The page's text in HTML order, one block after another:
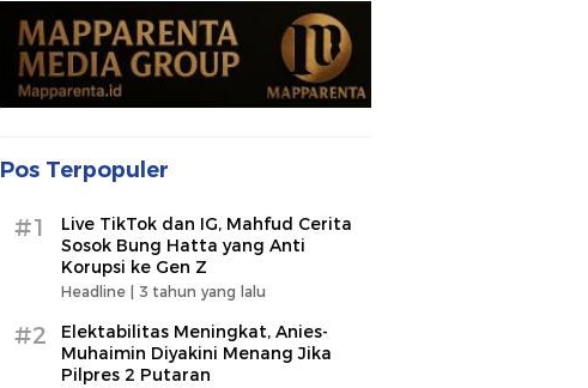
Pos Terpopuler
#1
Live TikTok dan IG, Mahfud Cerita
Sosok Bung Hatta yang Anti
Korupsi ke Gen Z
Headline | 3 tahun yang lalu
#2
Elektabilitas Meningkat, Anies-
Muhaimin Diyakini Menang Jika
Pilpres 2 Putaran